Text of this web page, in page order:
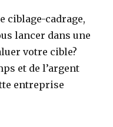
ciblage-cadrage,
lancer dans une
votre cible?
et de l’argent
entreprise